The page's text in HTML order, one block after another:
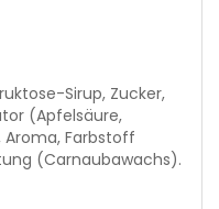
Sirup, Zucker,
(Apfelsäure,
Farbstoff
(Carnaubawachs).